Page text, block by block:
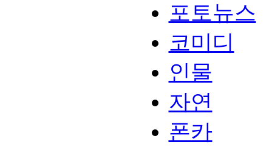
포토뉴스
코미디
인물
자연
폰카